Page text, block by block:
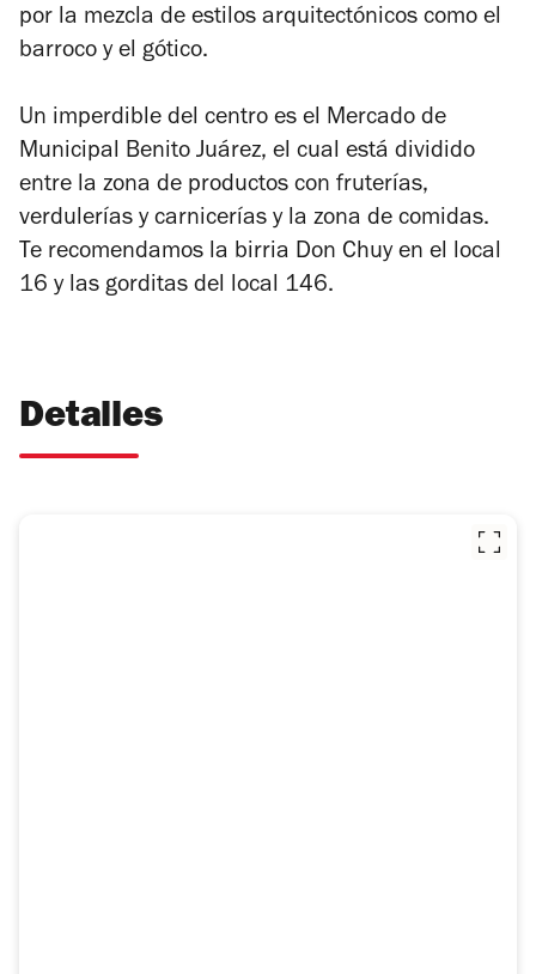
por la mezcla de estilos arquitectónicos como el
barroco y el gótico.
Un imperdible del centro es el Mercado de
Municipal Benito Juárez, el cual está dividido
entre la zona de productos con fruterías,
verdulerías y carnicerías y la zona de comidas.
Te recomendamos la birria Don Chuy en el local
16 y las gorditas del local 146.
Detalles